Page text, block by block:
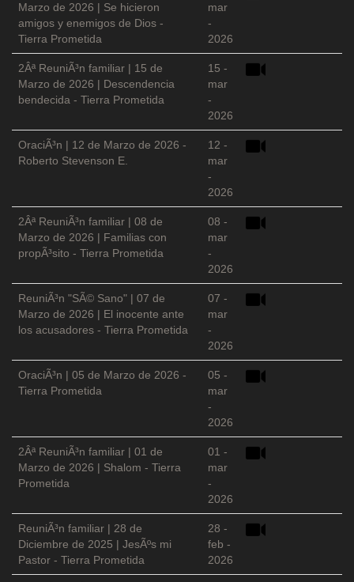
Marzo de 2026 | Se hicieron
amigos y enemigos de Dios -
Tierra Prometida
mar
-
2026
2Âª ReuniÃ³n familiar | 15 de
Marzo de 2026 | Descendencia
bendecida - Tierra Prometida
15 -
mar
-
2026
OraciÃ³n | 12 de Marzo de 2026 -
Roberto Stevenson E.
12 -
mar
-
2026
2Âª ReuniÃ³n familiar | 08 de
Marzo de 2026 | Familias con
propÃ³sito - Tierra Prometida
08 -
mar
-
2026
ReuniÃ³n "SÃ© Sano" | 07 de
Marzo de 2026 | El inocente ante
los acusadores - Tierra Prometida
07 -
mar
-
2026
OraciÃ³n | 05 de Marzo de 2026 -
Tierra Prometida
05 -
mar
-
2026
2Âª ReuniÃ³n familiar | 01 de
Marzo de 2026 | Shalom - Tierra
Prometida
01 -
mar
-
2026
ReuniÃ³n familiar | 28 de
Diciembre de 2025 | JesÃºs mi
Pastor - Tierra Prometida
28 -
feb -
2026